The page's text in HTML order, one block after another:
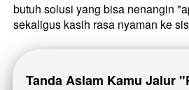
butuh solusi yang bisa nenangin
sekaligus kasih rasa nyaman ke
Tanda Aslam Kamu Jalur